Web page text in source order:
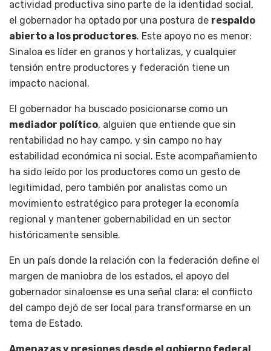
actividad productiva sino parte de la identidad social,
el gobernador ha optado por una postura de respaldo
abierto a los productores. Este apoyo no es menor:
Sinaloa es líder en granos y hortalizas, y cualquier
tensión entre productores y federación tiene un
impacto nacional.
El gobernador ha buscado posicionarse como un
mediador político, alguien que entiende que sin
rentabilidad no hay campo, y sin campo no hay
estabilidad económica ni social. Este acompañamiento
ha sido leído por los productores como un gesto de
legitimidad, pero también por analistas como un
movimiento estratégico para proteger la economía
regional y mantener gobernabilidad en un sector
históricamente sensible.
En un país donde la relación con la federación define el
margen de maniobra de los estados, el apoyo del
gobernador sinaloense es una señal clara: el conflicto
del campo dejó de ser local para transformarse en un
tema de Estado.